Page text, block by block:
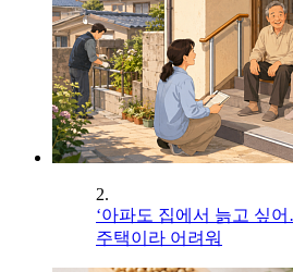
2.
‘아파도 집에서 늙고 싶
주택이라 어려워